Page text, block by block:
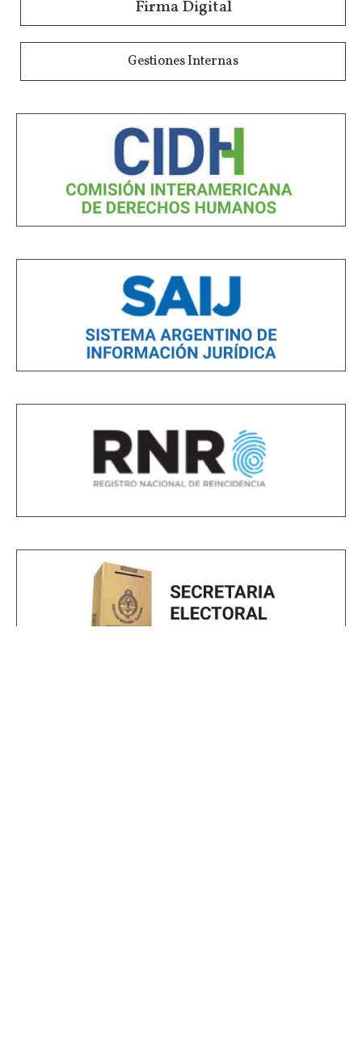
Firma Digital
Gestiones Internas